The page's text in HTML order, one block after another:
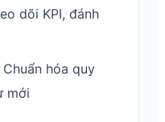
dõi KPI, đánh
Chuẩn hóa quy
mới